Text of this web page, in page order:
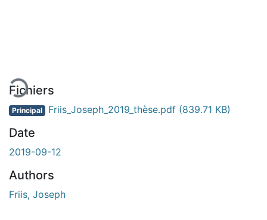
Fichiers
Principal Friis_Joseph_2019_thèse.pdf (839.71 KB)
Date
2019-09-12
Authors
Friis, Joseph